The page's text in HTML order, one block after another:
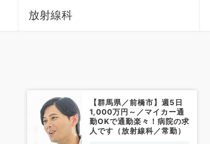
放射線科
【群馬県／前橋市】週5日
1,000万円～／マイカー通
勤OKで通勤楽々！病院の求
人です（放射線科／常勤）